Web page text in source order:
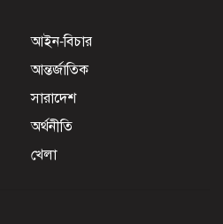
আইন-বিচার
আন্তর্জাতিক
সারাদেশ
অর্থনীতি
খেলা